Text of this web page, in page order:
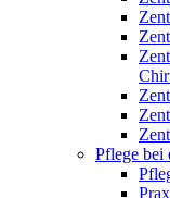
Pflege bei